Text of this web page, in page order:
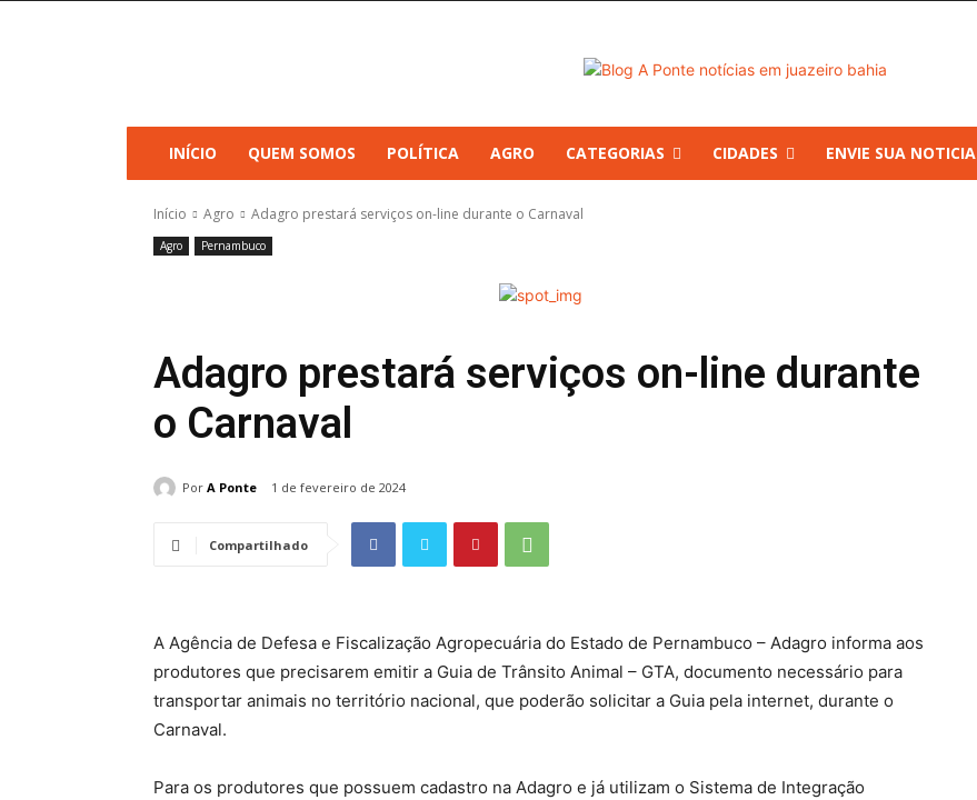
INÍCIO QUEM SOMOS POLÍTICA AGRO CATEGORIAS CIDADES ENVIE SUA NOTICIA
Início Agro Adagro prestará serviços on-line durante o Carnaval
Agro Pernambuco
Adagro prestará serviços on-line durante
o Carnaval
Por A Ponte 1 de fevereiro de 2024
Compartilhado
A Agência de Defesa e Fiscalização Agropecuária do Estado de Pernambuco – Adagro informa aos
produtores que precisarem emitir a Guia de Trânsito Animal – GTA, documento necessário para
transportar animais no território nacional, que poderão solicitar a Guia pela internet, durante o
Carnaval.
Para os produtores que possuem cadastro na Adagro e já utilizam o Sistema de Integração